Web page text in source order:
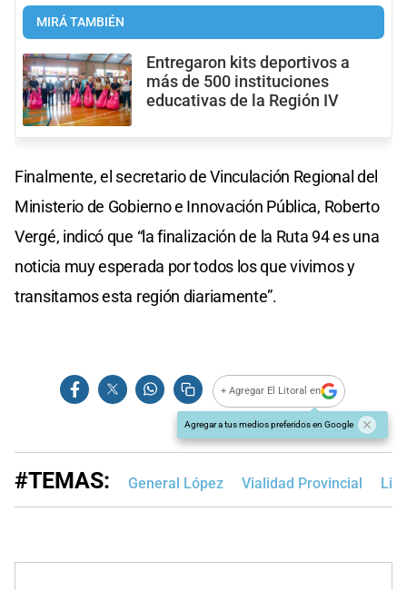
MIRÁ TAMBIÉN
Entregaron kits deportivos a
más de 500 instituciones
educativas de la Región IV
Finalmente, el secretario de Vinculación Regional del
Ministerio de Gobierno e Innovación Pública, Roberto
Vergé, indicó que “la finalización de la Ruta 94 es una
noticia muy esperada por todos los que vivimos y
transitamos esta región diariamente”.
+ Agregar El Litoral en
Agregar a tus medios preferidos en Google
#TEMAS: General López Vialidad Provincial